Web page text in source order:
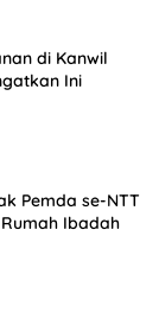
di Kanwil
Ini
Pemda se-NTT
Ibadah